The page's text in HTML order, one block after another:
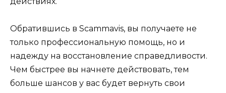
Обратившись в Scammavis, вы получаете не
только профессиональную помощь, но и
надежду на восстановление справедливости.
Чем быстрее вы начнете действовать, тем
больше шансов у вас будет вернуть свои